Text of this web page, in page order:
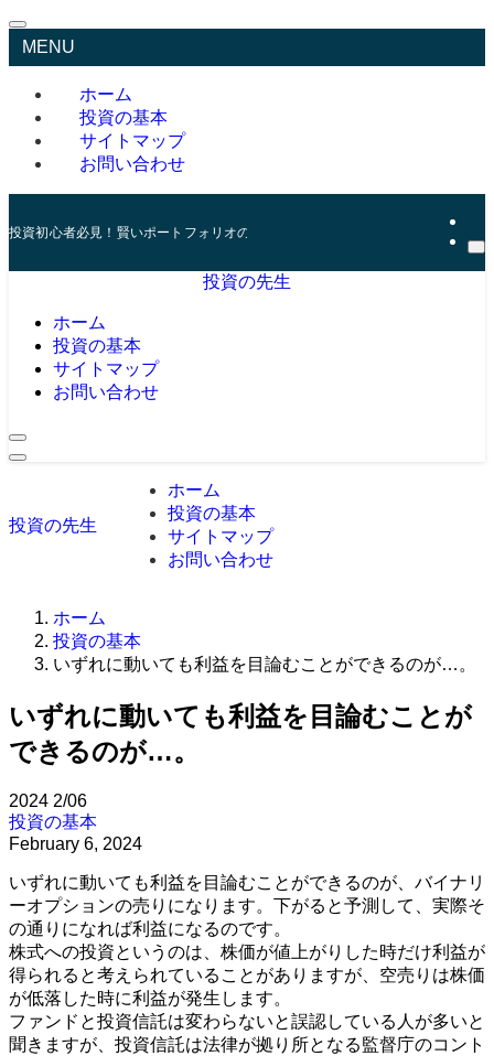
MENU
ホーム
投資の基本
サイトマップ
お問い合わせ
投資初心者必見！賢いポートフォリオの組み方とリスク管理の秘訣
投資の先生
ホーム
投資の基本
サイトマップ
お問い合わせ
投資の先生
ホーム
投資の基本
サイトマップ
お問い合わせ
ホーム
投資の基本
いずれに動いても利益を目論むことができるのが…。
いずれに動いても利益を目論むことが
できるのが…。
2024 2/06
投資の基本
February 6, 2024
いずれに動いても利益を目論むことができるのが、バイナリ
ーオプションの売りになります。下がると予測して、実際そ
の通りになれば利益になるのです。
株式への投資というのは、株価が値上がりした時だけ利益が
得られると考えられていることがありますが、空売りは株価
が低落した時に利益が発生します。
ファンドと投資信託は変わらないと誤認している人が多いと
聞きますが、投資信託は法律が拠り所となる監督庁のコント